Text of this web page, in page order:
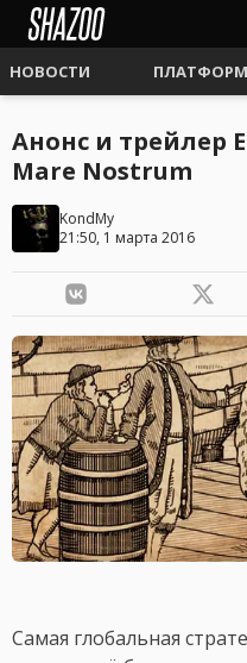
НОВОСТИ
Анонс и трейлер
Mare Nostrum
KondMy
21:50, 1 марта 2016
Самая глобальная